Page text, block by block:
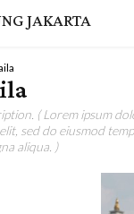
JAKARTA
( Lorem ipsum
sed do eiusmod
aliqua. )